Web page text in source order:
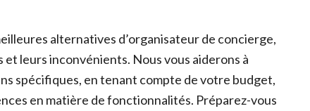
alternatives d’organisateur de concierge,
leurs inconvénients. Nous vous aiderons à
spécifiques, en tenant compte de votre budget,
en matière de fonctionnalités. Préparez-vous